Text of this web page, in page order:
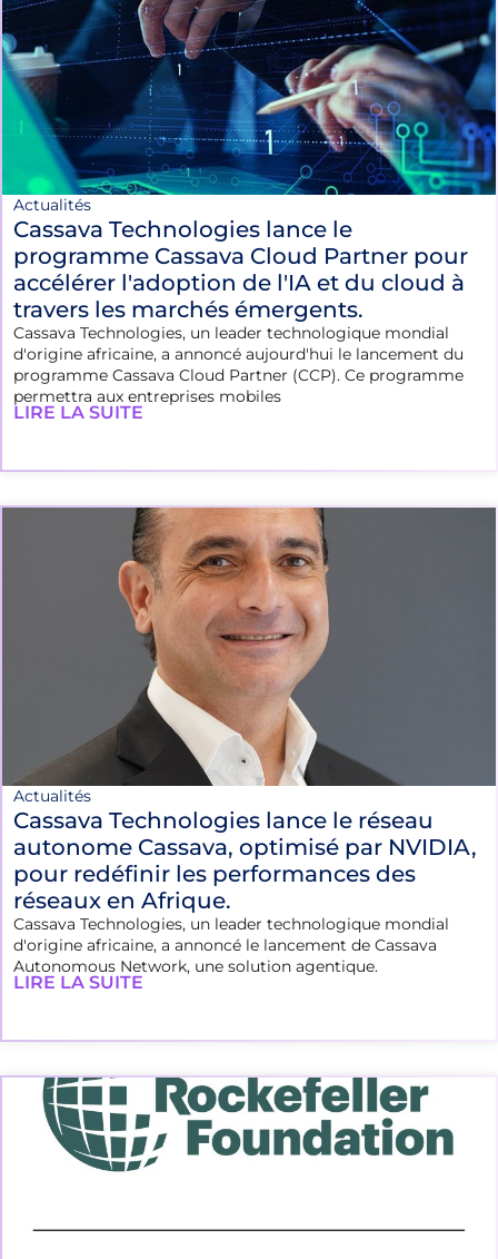
Actualités
Cassava Technologies lance le
programme Cassava Cloud Partner pour
accélérer l'adoption de l'IA et du cloud à
travers les marchés émergents.
Cassava Technologies, un leader technologique mondial
d'origine africaine, a annoncé aujourd'hui le lancement du
programme Cassava Cloud Partner (CCP). Ce programme
permettra aux entreprises mobiles
LIRE LA SUITE
Actualités
Cassava Technologies lance le réseau
autonome Cassava, optimisé par NVIDIA,
pour redéfinir les performances des
réseaux en Afrique.
Cassava Technologies, un leader technologique mondial
d'origine africaine, a annoncé le lancement de Cassava
Autonomous Network, une solution agentique.
LIRE LA SUITE